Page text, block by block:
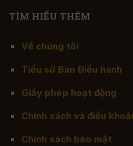
TÌM HIỂU THÊM
Về chúng tôi
Tiểu sử Ban Điều hành
Giấy phép hoạt động
Chính sách và điều
Chính sách bảo mật